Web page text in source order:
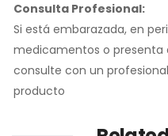
Consulta Profesional:
Si está embarazada, en
medicamentos o presenta
consulte con un
producto